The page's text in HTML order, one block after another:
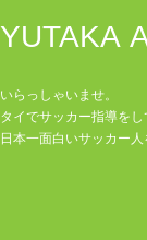
YUTAKA
いらっしゃいませ。
タイでサッカー指導をし
日本一面白いサッカー人